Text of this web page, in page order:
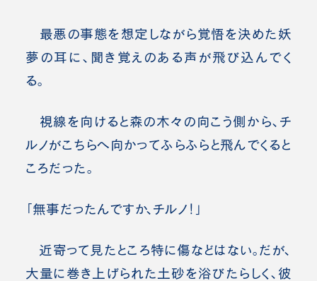
最悪の事態を想定しながら覚悟を決めた妖
夢の耳に、聞き覚えのある声が飛び込んでく
る。
視線を向けると森の木々の向こう側から、チ
ルノがこちらへ向かってふらふらと飛んでくると
ころだった。
「無事だったんですか、チルノ！」
近寄って見たところ特に傷などはない。だが、
大量に巻き上げられた土砂を浴びたらしく、彼